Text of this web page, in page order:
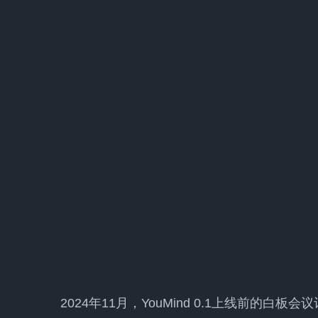
2024年11月，YouMind 0.1上线前的白板会议